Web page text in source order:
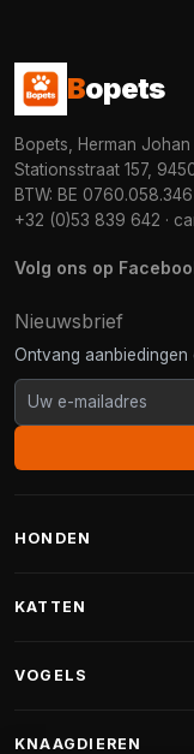
Bopets
Bopets, Herman Johan
Stationsstraat 157,
BTW: BE 0760.058.346
+32 (0)53 839 642 ·
Volg ons op
Nieuwsbrief
Ontvang
HONDEN
Fantail hondenmanden
KATTEN
VOGELS
KNAAGDIEREN